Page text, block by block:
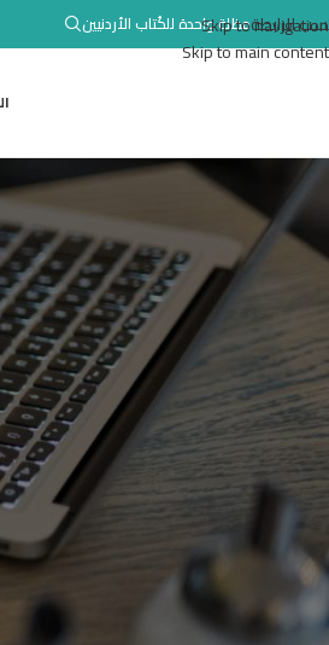
Skip to navigation
Skip to main content
للرابطةمظلة واحدة للكُتاب الأردنيين
صدور
رئيس وأعضاء الهيئة الإدارية لرابطة الكتاب
.إسلام علقم /أمين الإعلام في رابطة الكتاب